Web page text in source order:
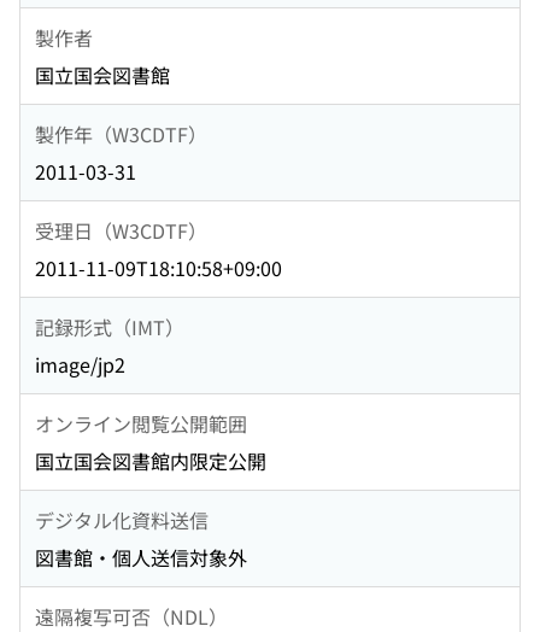
製作者
国立国会図書館
製作年（W3CDTF）
2011-03-31
受理日（W3CDTF）
2011-11-09T18:10:58+09:00
記録形式（IMT）
image/jp2
オンライン閲覧公開範囲
国立国会図書館内限定公開
デジタル化資料送信
図書館・個人送信対象外
遠隔複写可否（NDL）